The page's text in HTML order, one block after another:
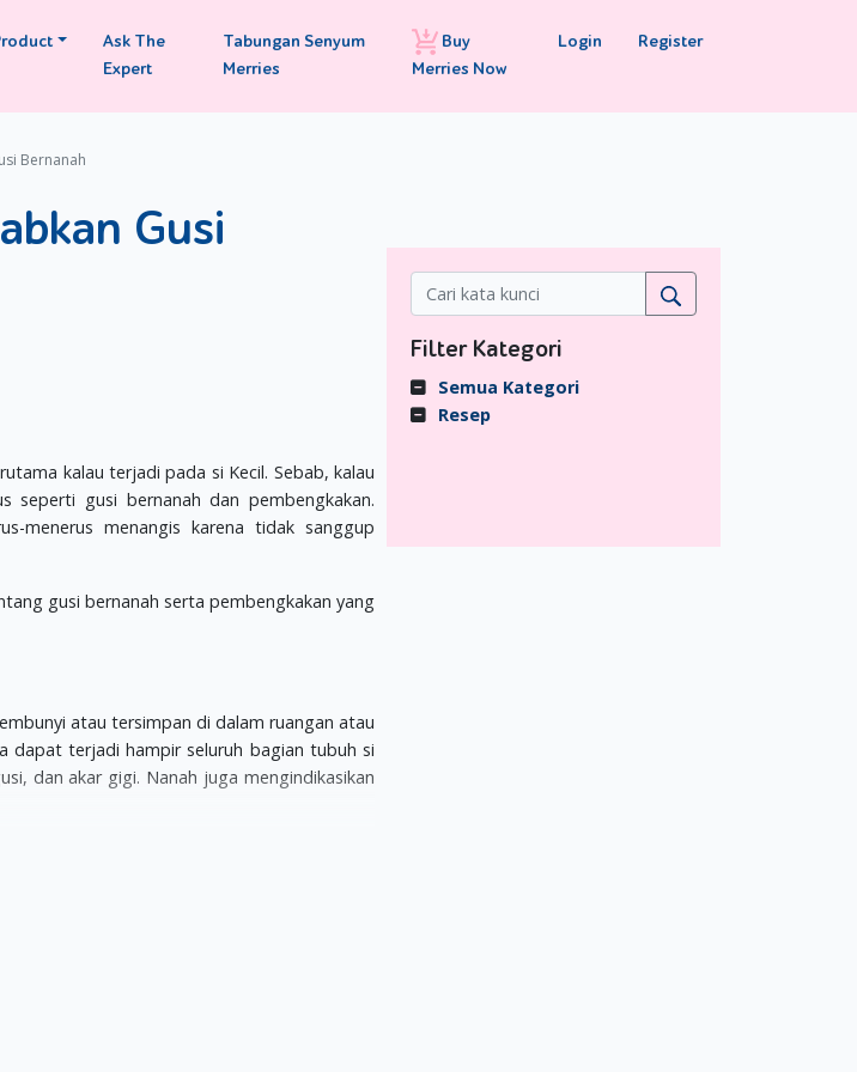
Ask The
Expert
Tabungan Senyum
Merries
Buy
Merries Now
Login Register
Bernanah
Gusi
kalau terjadi pada si Kecil. Sebab, kalau
seperti gusi bernanah dan pembengkakan.
menerus menangis karena tidak sanggup
gusi bernanah serta pembengkakan yang
atau tersimpan di dalam ruangan atau
dapat terjadi hampir seluruh bagian tubuh si
dan akar gigi. Nanah juga mengindikasikan
yang menjalar ke saraf gigi serta
atau sisa makanan yang tertanam
Filter Kategori
Semua Kategori
Resep